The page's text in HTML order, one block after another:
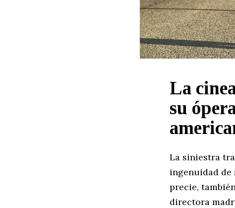
La
su
La siniestra
ingenuidad de
precie,
directora